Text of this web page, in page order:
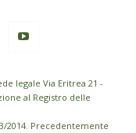
legale Via Eritrea 21 -
al Registro delle
2014. Precedentemente